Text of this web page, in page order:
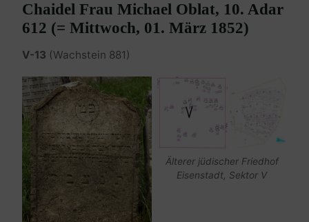
Chaidel Frau Michael Oblat, 10. Adar
612 (= Mittwoch, 01. März 1852)
V-13 (Wachstein 881)
Älterer jüdischer Friedhof
Eisenstadt, Sektor V